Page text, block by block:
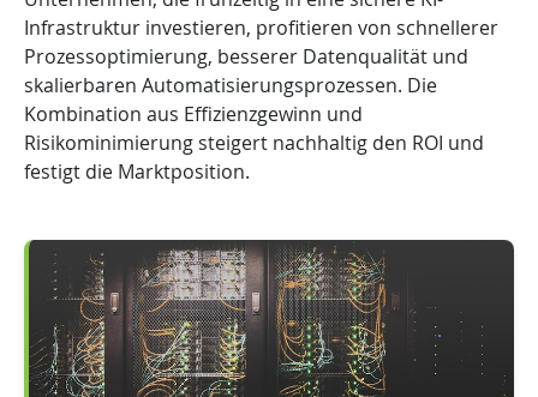
Infrastruktur investieren, profitieren von schnellerer
Prozessoptimierung, besserer Datenqualität und
skalierbaren Automatisierungsprozessen. Die
Kombination aus Effizienzgewinn und
Risikominimierung steigert nachhaltig den ROI und
festigt die Marktposition.